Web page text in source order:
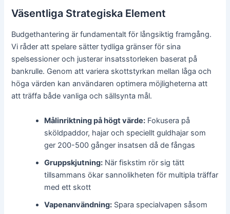
Väsentliga Strategiska Element
Budgethantering är fundamentalt för långsiktig framgång.
Vi råder att spelare sätter tydliga gränser för sina
spelsessioner och justerar insatsstorleken baserat på
bankrulle. Genom att variera skottstyrkan mellan låga och
höga värden kan användaren optimera möjligheterna att
att träffa både vanliga och sällsynta mål.
Målinriktning på högt värde: Fokusera på
sköldpaddor, hajar och speciellt guldhajar som
ger 200-500 gånger insatsen då de fångas
Gruppskjutning: När fiskstim rör sig tätt
tillsammans ökar sannolikheten för multipla träffar
med ett skott
Vapenanvändning: Spara specialvapen såsom